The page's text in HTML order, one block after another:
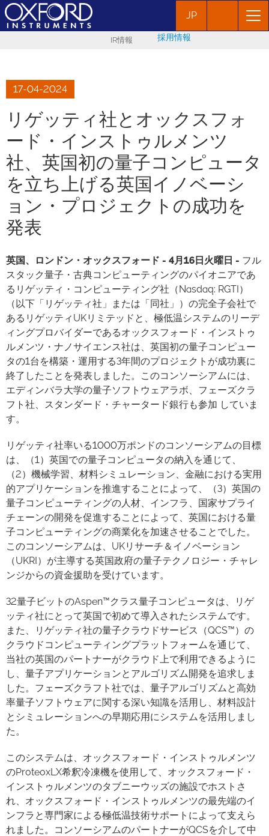
JP
IR情報 採用情報
17-04-2024
リゲッティ社とオックスフォ
ード・インストゥルメンツ
社、英国初の量子コンピュータ
を立ち上げる英国イノベーシ
ョン・プロジェクトの成功を
発表
英国、ロンドン・オックスフォード - 4月16日火曜日 - フル
スタック量子・古典コンピューティングのパイオニアであ
るリゲッティ・コンピューティング社（Nasdaq: RGTI）
（以下「リゲッティ社」または「同社」）の完全子会社で
あるリゲッティUKリミテッドと、極低温システムのリーデ
ィングプロバイダーであるオックスフォード・インストゥ
ルメンツ・ナノサイエンス社は、英国初の量子コンピュー
タの1台を構築・運用する3年間のプロジェクトが成功裏に
終了したことを発表しました。このコンソーシアムには、
エディンバラ大学の量子ソフトウェアラボ、フェーズクラ
フト社、スタンダード・チャータード銀行も参加 していま
す。
リゲッティ社率いる1000万ポンドのコンソーシアムの目標
は、（1）英国での量子コンピュータの納入を通じて、
（2）機械学習、材料シミュレーション、金融における実用
的アプリケーションを推進することによって、（3）英国の
量子コンピューティングの人材、インフラ、国家サプライ
チェーンの開発を促進することによって、英国における量
子コンピューティングの商業化を加速させることでした。
このコンソーシアムは、UKリサーチ＆イノベーション
（UKRI）が主導する英国政府の量子テクノロジー・チャレ
ンジからの資金援助を受けています。
32量子ビットのAspen™クラス量子コンピュータは、リゲ
ッティ社にとって英国で初めて導入されたシステムです。
また、リゲッティ社の量子クラウドサービス（QCS™）の
クラウドコンピューティングプラットフォームを通じて、
当社の英国のパートナーがクラウド上で利用できるように
し、量子アプリケーションとアルゴリズム開発を追求しま
した。フェーズクラフト社では、量子アルゴリズムと高効
率量子ソフトウェアに関する深い知識を活用し、材料設計
とシミュレーションへの早期応用にシステムを活用しまし
た。
このシステムは、オックスフォード・インストゥルメンツ
のProteoxLX希釈冷凍機を使用して、オックスフォード・
インストゥルメンツのタブニーウッズの施設でホストさ
れ、オックスフォード・インストゥルメンツの最先端のイ
ンフラと専門家による極低温技術サポートによって支えら
れました。コンソーシアムのパートナーがQCSを介して中